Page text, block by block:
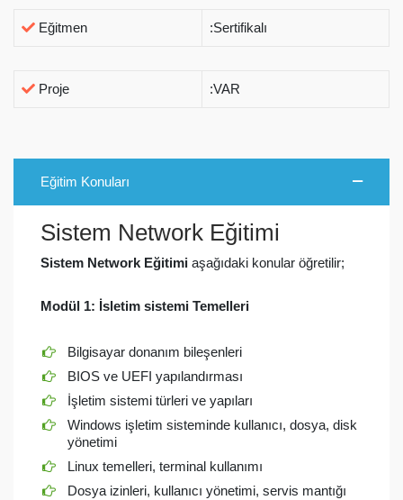
Eğitmen :Sertifikalı
Proje :VAR
Eğitim Konuları
Sistem Network Eğitimi
Sistem Network Eğitimi aşağıdaki konular öğretilir;
Modül 1: İsletim sistemi Temelleri
Bilgisayar donanım bileşenleri
BIOS ve UEFI yapılandırması
İşletim sistemi türleri ve yapıları
Windows işletim sisteminde kullanıcı, dosya, disk
yönetimi
Linux temelleri, terminal kullanımı
Dosya izinleri, kullanıcı yönetimi, servis mantığı